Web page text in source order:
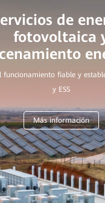
de
fotovoltaica
funcionamiento fiable y
y ESS
Más información